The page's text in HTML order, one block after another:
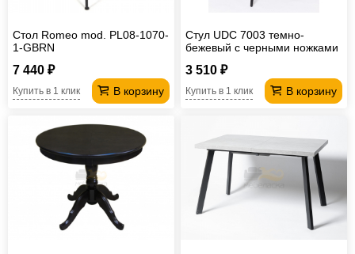
Стол Romeo mod. PL08-1070-
1-GBRN
7 440 ₽
В корзину
Купить в 1 клик
Стул UDC 7003 темно-
бежевый с черными ножками
3 510 ₽
В корзину
Купить в 1 клик